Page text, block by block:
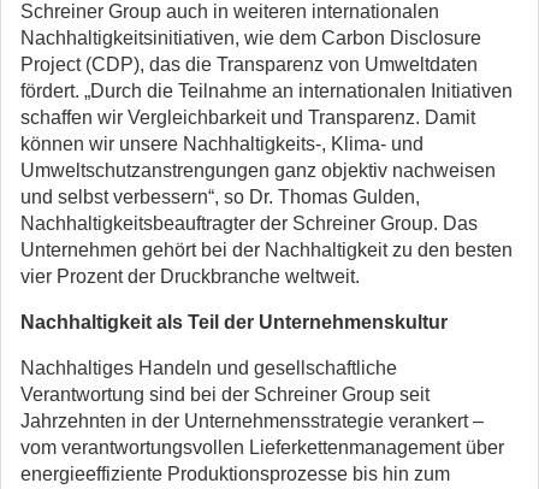
Schreiner Group auch in weiteren internationalen
Nachhaltigkeitsinitiativen, wie dem Carbon Disclosure
Project (CDP), das die Transparenz von Umweltdaten
fördert. „Durch die Teilnahme an internationalen Initiativen
schaffen wir Vergleichbarkeit und Transparenz. Damit
können wir unsere Nachhaltigkeits-, Klima- und
Umweltschutzanstrengungen ganz objektiv nachweisen
und selbst verbessern“, so Dr. Thomas Gulden,
Nachhaltigkeitsbeauftragter der Schreiner Group. Das
Unternehmen gehört bei der Nachhaltigkeit zu den besten
vier Prozent der Druckbranche weltweit.
Nachhaltigkeit als Teil der Unternehmenskultur
Nachhaltiges Handeln und gesellschaftliche
Verantwortung sind bei der Schreiner Group seit
Jahrzehnten in der Unternehmensstrategie verankert –
vom verantwortungsvollen Lieferkettenmanagement über
energieeffiziente Produktionsprozesse bis hin zum